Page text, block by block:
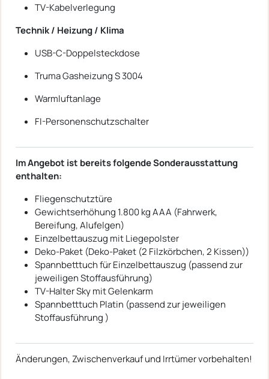
TV-Kabelverlegung
Technik / Heizung / Klima
USB-C-Doppelsteckdose
Truma Gasheizung S 3004
Warmluftanlage
FI-Personenschutzschalter
Im Angebot ist bereits folgende Sonderausstattung
enthalten:
Fliegenschutztüre
Gewichtserhöhung 1.800 kg AAA (Fahrwerk,
Bereifung, Alufelgen)
Einzelbettauszug mit Liegepolster
Deko-Paket (Deko-Paket (2 Filzkörbchen, 2 Kissen))
Spannbetttuch für Einzelbettauszug (passend zur
jeweiligen Stoffausführung)
TV-Halter Sky mit Gelenkarm
Spannbetttuch Platin (passend zur jeweiligen
Stoffausführung )
Änderungen, Zwischenverkauf und Irrtümer vorbehalten!